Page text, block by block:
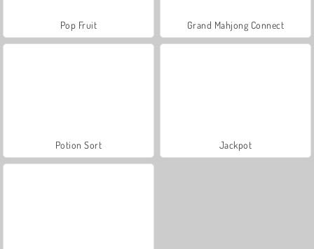
Pop Fruit Grand Mahjong Connect
Potion Sort Jackpot